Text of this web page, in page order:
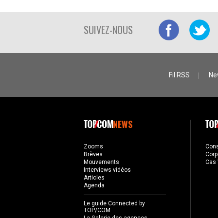
SUIVEZ-NOUS
Fil RSS
NEWS
Zooms
Brèves
Mouvements
Interviews vidéos
Articles
Agenda
Le guide Connected by
TOP/COM
Cas